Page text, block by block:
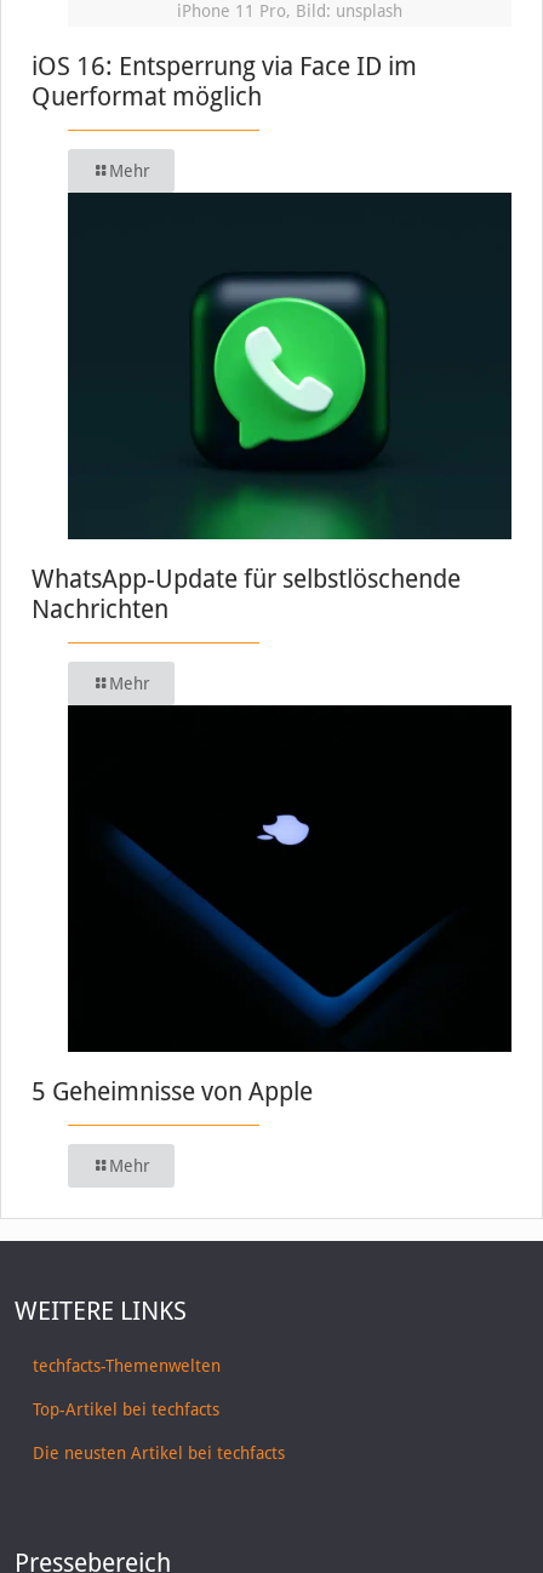
iPhone 11 Pro, Bild: unsplash
iOS 16: Entsperrung via Face ID im
Querformat möglich
Mehr
WhatsApp-Update für selbstlöschende
Nachrichten
Mehr
5 Geheimnisse von Apple
Mehr
WEITERE LINKS
techfacts-Themenwelten
Top-Artikel bei techfacts
Die neusten Artikel bei techfacts
Pressebereich